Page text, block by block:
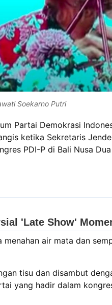
Soekarno Putri
Partai Demokrasi
ketika Sekretaris
PDI-P di Bali Nusa
air mata dan
tisu dan disambut
yang hadir dalam